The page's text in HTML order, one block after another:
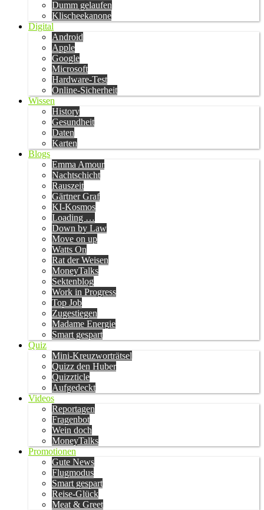
Dumm gelaufen
Klischeekanone
Digital
Android
Apple
Google
Microsoft
Hardware-Test
Online-Sicherheit
Wissen
History
Gesundheit
Daten
Karten
Blogs
Emma Amour
Nachtschicht
Rauszeit
Gärtner Graf
KI-Kosmos
Loading …
Down by Law
Move on up
Watts On
Rat der Weisen
MoneyTalks
Sektenblog
Work in Progress
Top Job
Zugestiegen
Madame Energie
Smart gespart
Quiz
Mini-Kreuzworträtsel
Quizz den Huber
Quizzticle
Aufgedeckt
Videos
Reportagen
Fragenbot
Wein doch
MoneyTalks
Promotionen
Gute News
Flugmodus
Smart gespart
Reise-Glück
Meat & Greet